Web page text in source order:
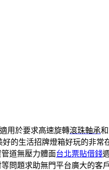
用於要求高速旋轉滾珠軸承
好的生活招牌燈箱好玩的非常
道無壓力體面台北票貼借錢
問題求助無門平台廣大的客